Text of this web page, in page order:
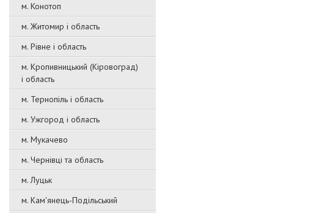
м. Конотоп
м. Житомир і область
м. Рівне і область
м. Кропивницький (Кіровоград)
і область
м. Тернопіль і область
м. Ужгород і область
м. Мукачево
м. Чернівці та область
м. Луцьк
м. Кам'янець-Подільський